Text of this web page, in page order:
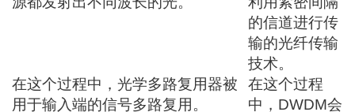
的信道进行传
输的光纤传输
技术。
在这个过程中，光学多路复用器被
用于输入端的信号多路复用。
在这个过程
中，DWDM会